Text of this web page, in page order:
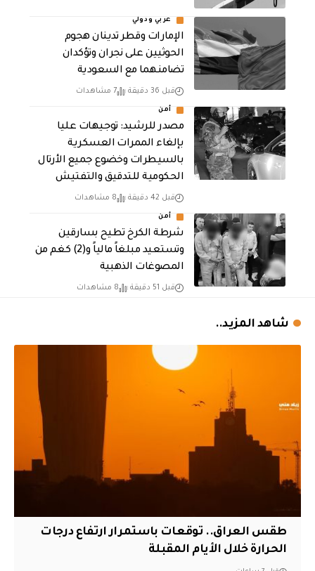
عربي ودولي
الإمارات وقطر تدينان هجوم
الحوثيين على نجران وتؤكدان
تضامنهما مع السعودية
قبل 36 دقيقة 7 مشاهدات
أمن
مصدر للرشيد: توجيهات عليا
بإلغاء الممرات العسكرية
بالسيطرات وخضوع جميع الأرتال
الحكومية للتدقيق والتفتيش
قبل 42 دقيقة 8 مشاهدات
أمن
شرطة الكرخ تطيح بسارقين
وتستعيد مبلغاً مالياً و(2) كغم من
المصوغات الذهبية
قبل 51 دقيقة 8 مشاهدات
شاهد المزيد..
طقس العراق.. توقعات باستمرار ارتفاع درجات
الحرارة خلال الأيام المقبلة